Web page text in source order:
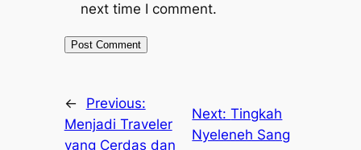
next time I comment.
←
Previous:
Menjadi Traveler
yang Cerdas dan
Next:Tingkah
Nyeleneh Sang